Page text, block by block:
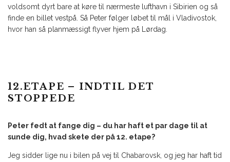
voldsomt dyrt bare at køre til nærmeste lufthavn i Sibirien og så
finde en billet vestpå. Så Peter følger løbet til mål i Vladivostok,
hvor han så planmæssigt flyver hjem på Lørdag.
12.ETAPE – INDTIL DET
STOPPEDE
Peter fedt at fange dig – du har haft et par dage til at
sunde dig, hvad skete der på 12. etape?
Jeg sidder lige nu i bilen på vej til Chabarovsk, og jeg har haft tid